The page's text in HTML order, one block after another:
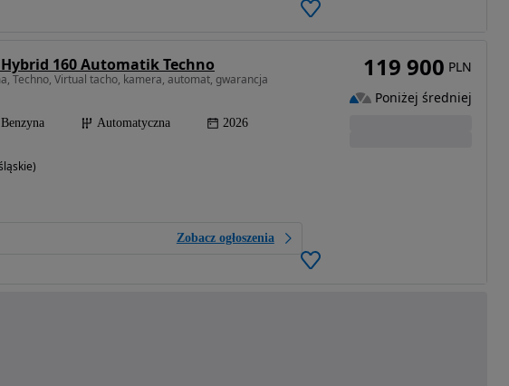
160 Automatik Techno
Techno, Virtual tacho, kamera, automat, gwarancja
Benzyna Automatyczna 2026
Zobacz ogłoszenia
119 900 PLN
Poniżej średniej